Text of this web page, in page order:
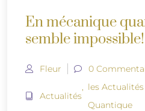
En mécanique
semble impossible!
Fleur 0
Actualités
les Actualités
Quantique